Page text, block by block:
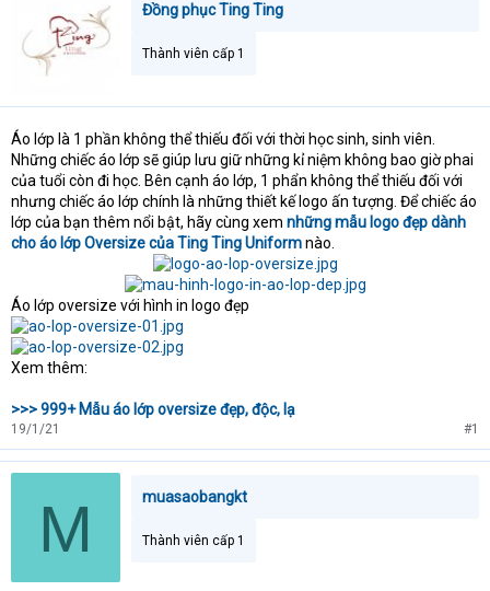
r
r
Đồng phục Ting Ting
Thành viên cấp 1
Áo lớp là 1 phần không thể thiếu đối với thời học sinh, sinh viên.
Những chiếc áo lớp sẽ giúp lưu giữ những kỉ niệm không bao giờ phai
của tuổi còn đi học. Bên cạnh áo lớp, 1 phẩn không thể thiếu đối với
nhưng chiếc áo lớp chính là những thiết kế logo ấn tượng. Để chiếc áo
lớp của bạn thêm nổi bật, hãy cùng xem những mẫu logo đẹp dành
cho áo lớp Oversize của Ting Ting Uniformnào.
Áo lớp oversize với hình in logo đẹp
Xem thêm:
>>> 999+ Mẫu áo lớp oversize đẹp, độc, lạ
19/1/21 #1
M muasaobangkt
Thành viên cấp 1